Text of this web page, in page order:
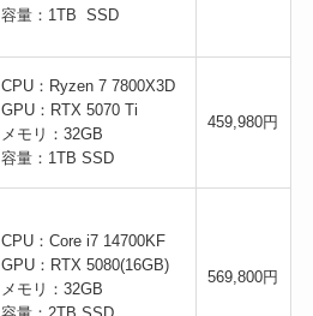
容量：1TB SSD
CPU：Ryzen 7 7800X3D
GPU：RTX 5070 Ti
メモリ：32GB
容量：1TB SSD
459,980円
CPU：Core i7 14700KF
GPU：RTX 5080(16GB)
メモリ：32GB
569,800円